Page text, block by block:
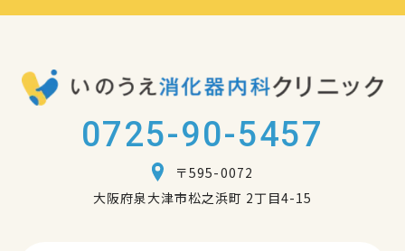
0725-90-5457
〒595-0072
大阪府泉大津市松之浜町 2丁目4-15